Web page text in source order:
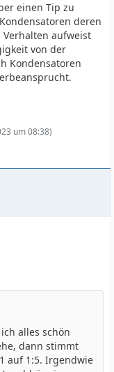
einen Tip zu
deren
aufweist
von der
Kondensatoren
um 08:38)
alles schön
dann stimmt
auf 1:5. Irgendwie